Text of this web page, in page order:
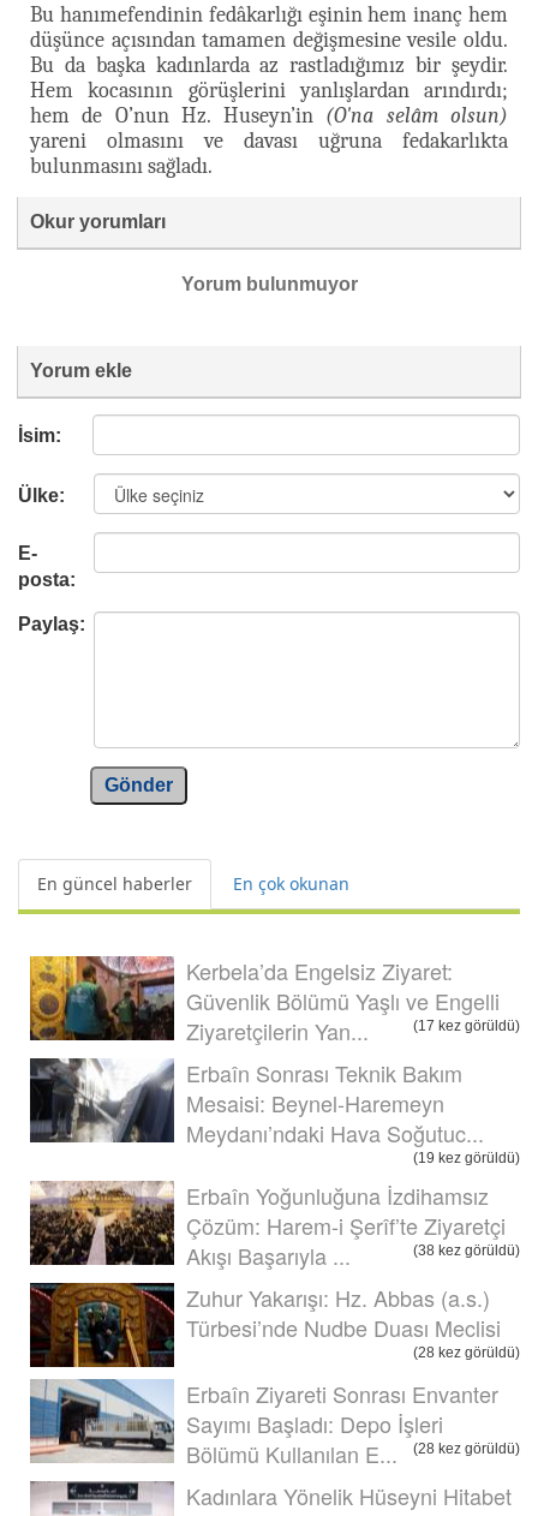
Bu hanımefendinin fedâkarlığı eşinin hem inanç hem
düşünce açısından tamamen değişmesine vesile oldu.
Bu da başka kadınlarda az rastladığımız bir şeydir.
Hem kocasının görüşlerini yanlışlardan arındırdı;
hem de O’nun Hz. Huseyn’in (O'na selâm olsun)
yareni olmasını ve davası uğruna fedakarlıkta
bulunmasını sağladı.
Okur yorumları
Yorum bulunmuyor
Yorum ekle
İsim:
Ülke:
E-
posta:
Paylaş:
Gönder
En güncel haberler En çok okunan
Kerbela’da Engelsiz Ziyaret:
Güvenlik Bölümü Yaşlı ve Engelli
Ziyaretçilerin Yan...
(17 kez görüldü)
Erbaîn Sonrası Teknik Bakım
Mesaisi: Beynel-Haremeyn
Meydanı’ndaki Hava Soğutuc...
(19 kez görüldü)
Erbaîn Yoğunluğuna İzdihamsız
Çözüm: Harem-i Şerîf’te Ziyaretçi
Akışı Başarıyla ...
(38 kez görüldü)
Zuhur Yakarışı: Hz. Abbas (a.s.)
Türbesi’nde Nudbe Duası Meclisi
(28 kez görüldü)
Erbaîn Ziyareti Sonrası Envanter
Sayımı Başladı: Depo İşleri
Bölümü Kullanılan E...
(28 kez görüldü)
Kadınlara Yönelik Hüseyni Hitabet